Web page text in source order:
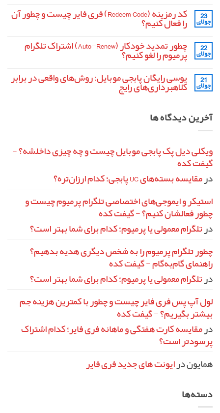
Smoke
در
پابجی
برای
آشنایی
با
مشخصات
تفنگ
MK14
در
پابجی
ثبت
نشده 23
جولای
کد رمزینه (Redeem Code) فری فایر چیست و چطور آن
را فعال کنیم؟
برای
کد
رمزینه
فری
فایر
چیست
را
فعال
ثبت
نشده 22
جولای
چطور تمدید خودکار (Auto-Renew) اشتراک تلگرام
پرمیوم را لغو کنیم؟
برای
چطور
تمدید
اشتراک
تلگرام
کنیم؟
ثبت
نشده 21
جولای
یوسی رایگان پابجی موبایل: روش‌های واقعی در برابر
کلاهبرداری‌های رایج
یوسی
رایگان
واقعی
در
برابر
کلاهبرداری‌های
نشده
آخرین دیدگاه ها
ویکلی دیل پک پابجی موبایل چیست و چه چیزی داخلشه؟ -
گیفت کده
در مقایسه بسته‌های UC پابجی؛ کدام ارزان‌تره؟
استیکر و ایموجی‌های اختصاصی تلگرام پرمیوم چیست و
چطور فعالشان کنیم؟ - گیفت کده
در تلگرام معمولی یا پرمیوم؛ کدام برای شما بهتر است؟
چطور تلگرام پرمیوم را به شخص دیگری هدیه بدهیم؟
راهنمای گام‌به‌گام - گیفت کده
در تلگرام معمولی یا پرمیوم؛ کدام برای شما بهتر است؟
لول آپ پس فری فایر چیست و چطور با کمترین هزینه جم
بیشتر بگیریم؟ - گیفت کده
در مقایسه کارت هفتگی و ماهانه فری فایر؛ کدام اشتراک
پرسودتر است؟
همایوندر ایونت‌ های جدید فری فایر
دسته‌ها